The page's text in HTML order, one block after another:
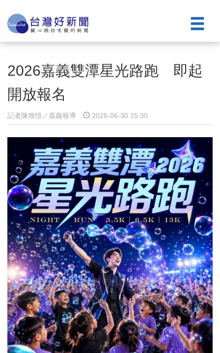
2026嘉義雙潭星光路跑 即起
開放報名
記者陳致愷／嘉義報導 2026-06-30 15:30